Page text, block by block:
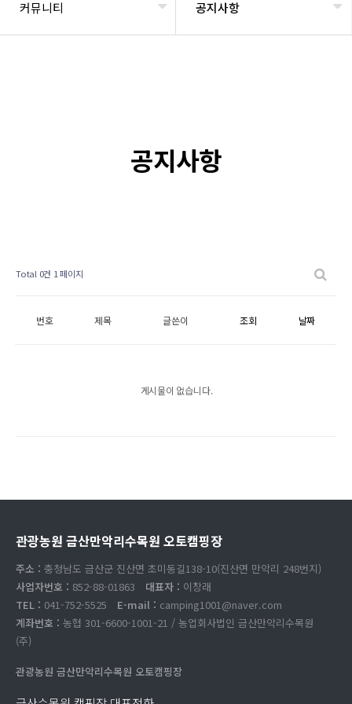
커뮤니티 공지사항
공지사항
Total 0건 1 페이지
번호 제목 글쓴이 조회 날짜
게시물이 없습니다.
관광농원 금산만악리수목원 오토캠핑장
주소 : 충청남도 금산군 진산면 초미동길138-10(진산면 만악리 248번지)
사업자번호 : 852-88-01863 대표자 : 이창래
TEL : 041-752-5525 E-mail : camping1001@naver.com
계좌번호 : 농협 301-6600-1001-21 / 농업회사법인 금산만악리수목원
(주)
관광농원 금산만악리수목원 오토캠핑장